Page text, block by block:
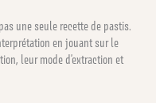
une seule recette de pastis.
en jouant sur le
leur mode d’extraction et